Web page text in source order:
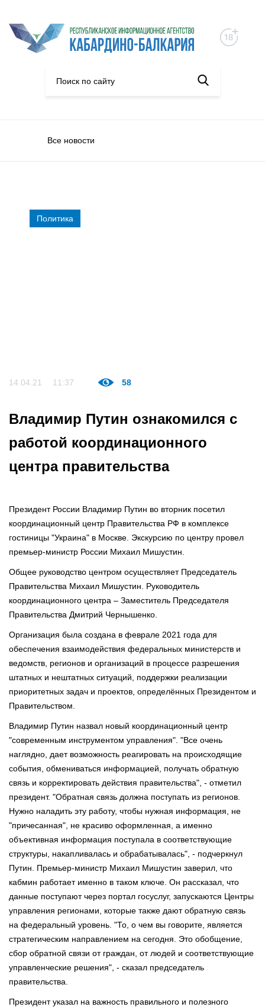
Все новости
Политика
14.04.21 11:37 58
Владимир Путин ознакомился с
работой координационного
центра правительства
Президент России Владимир Путин во вторник посетил
координационный центр Правительства РФ в комплексе
гостиницы "Украина" в Москве. Экскурсию по центру провел
премьер-министр России Михаил Мишустин.
Общее руководство центром осуществляет Председатель
Правительства Михаил Мишустин. Руководитель
координационного центра – Заместитель Председателя
Правительства Дмитрий Чернышенко.
Организация была создана в феврале 2021 года для
обеспечения взаимодействия федеральных министерств и
ведомств, регионов и организаций в процессе разрешения
штатных и нештатных ситуаций, поддержки реализации
приоритетных задач и проектов, определённых Президентом и
Правительством.
Владимир Путин назвал новый координационный центр
"современным инструментом управления". "Все очень
наглядно, дает возможность реагировать на происходящие
события, обмениваться информацией, получать обратную
связь и корректировать действия правительства", - отметил
президент. "Обратная связь должна поступать из регионов.
Нужно наладить эту работу, чтобы нужная информация, не
"причесанная", не красиво оформленная, а именно
объективная информация поступала в соответствующие
структуры, накапливалась и обрабатывалась", - подчеркнул
Путин. Премьер-министр Михаил Мишустин заверил, что
кабмин работает именно в таком ключе. Он рассказал, что
данные поступают через портал госуслуг, запускаются Центры
управления регионами, которые также дают обратную связь
на федеральный уровень. "То, о чем вы говорите, является
стратегическим направлением на сегодня. Это обобщение,
сбор обратной связи от граждан, от людей и соответствующие
управленческие решения", - сказал председатель
правительства.
Президент указал на важность правильного и полезного